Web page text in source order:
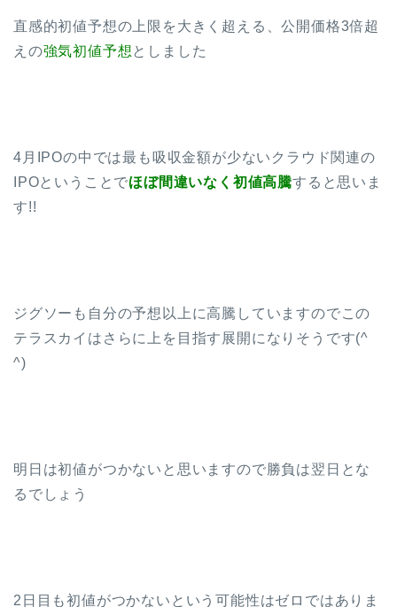
直感的初値予想の上限を大きく超える、公開価格3倍超
えの強気初値予想 としました
4月IPOの中では最も吸収金額が少ないクラウド関連の
IPOということでほぼ間違いなく初値高騰すると思いま
す!!
ジグソーも自分の予想以上に高騰していますのでこの
テラスカイはさらに上を目指す展開になりそうです(^
^)
明日は初値がつかないと思いますので勝負は翌日とな
るでしょう
2日目も初値がつかないという可能性はゼロではありま